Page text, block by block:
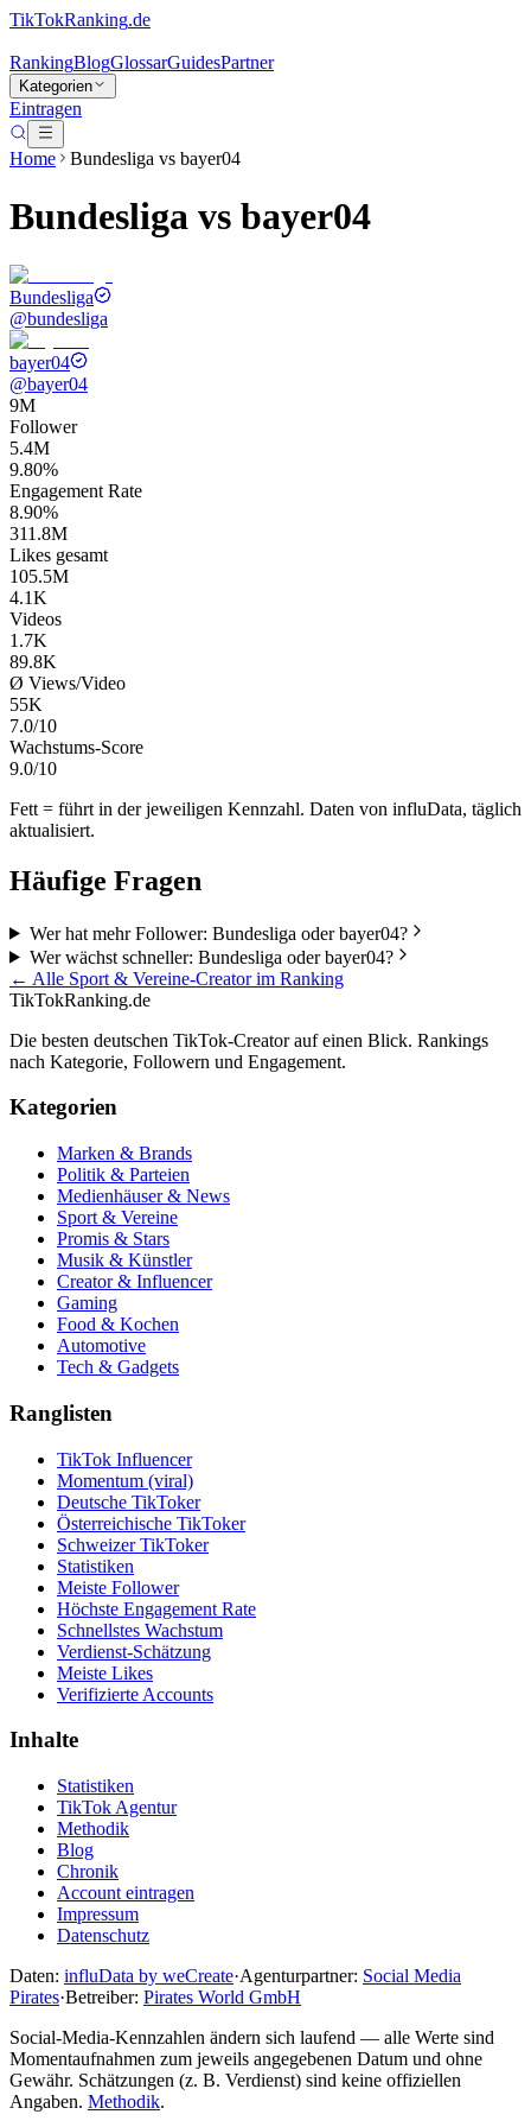
TikTokRanking.de
RankingBlogGlossarGuidesPartner
Kategorien
Eintragen
Home Bundesliga vs bayer04
Bundesliga vs bayer04
Bundesliga
@bundesliga
bayer04
@bayer04
9M
Follower
5.4M
9.80%
Engagement Rate
8.90%
311.8M
Likes gesamt
105.5M
4.1K
Videos
1.7K
89.8K
Ø Views/Video
55K
7.0/10
Wachstums-Score
9.0/10
Fett = führt in der jeweiligen Kennzahl. Daten von influData, täglich
aktualisiert.
Häufige Fragen
Wer hat mehr Follower: Bundesliga oder bayer04?
Wer wächst schneller: Bundesliga oder bayer04?
← Alle Sport & Vereine-Creator im Ranking
TikTokRanking.de
Die besten deutschen TikTok-Creator auf einen Blick. Rankings
nach Kategorie, Followern und Engagement.
Kategorien
Marken & Brands
Politik & Parteien
Medienhäuser & News
Sport & Vereine
Promis & Stars
Musik & Künstler
Creator & Influencer
Gaming
Food & Kochen
Automotive
Tech & Gadgets
Ranglisten
TikTok Influencer
Momentum (viral)
Deutsche TikToker
Österreichische TikToker
Schweizer TikToker
Statistiken
Meiste Follower
Höchste Engagement Rate
Schnellstes Wachstum
Verdienst-Schätzung
Meiste Likes
Verifizierte Accounts
Inhalte
Statistiken
TikTok Agentur
Methodik
Blog
Chronik
Account eintragen
Impressum
Datenschutz
Daten: influData by weCreate·Agenturpartner: Social Media
Pirates·Betreiber: Pirates World GmbH
Social-Media-Kennzahlen ändern sich laufend — alle Werte sind
Momentaufnahmen zum jeweils angegebenen Datum und ohne
Gewähr. Schätzungen (z. B. Verdienst) sind keine offiziellen
Angaben. Methodik.